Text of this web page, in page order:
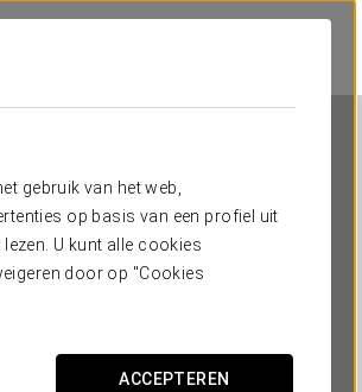
gebruik van het web,
op basis van een profiel uit
U kunt alle cookies
door op "Cookies
ACCEPTEREN
PARIJS